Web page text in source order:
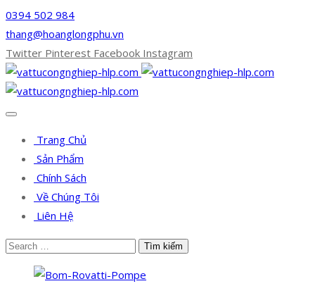
0394 502 984
thang@hoanglongphu.vn
Twitter Pinterest Facebook Instagram
Trang Chủ
Sản Phẩm
Chính Sách
Về Chúng Tôi
Liên Hệ